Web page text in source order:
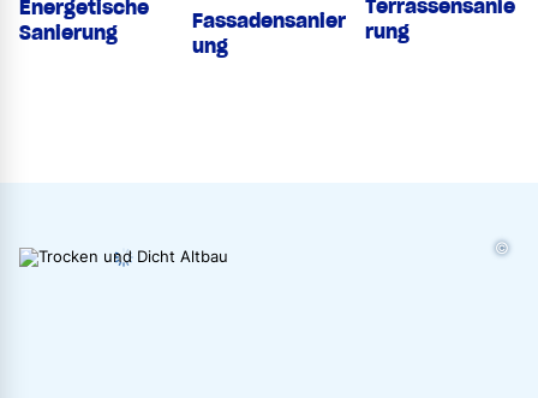
Energetische
Sanierung
Fassadensanier
ung
Terrassensanie
rung
©